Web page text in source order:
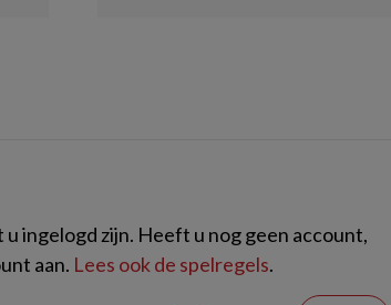
ingelogd zijn. Heeft u nog geen account,
aan. Lees ook de spelregels.